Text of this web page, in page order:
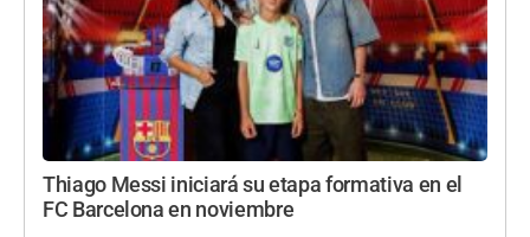
Thiago Messi iniciará su etapa formativa en el
FC Barcelona en noviembre